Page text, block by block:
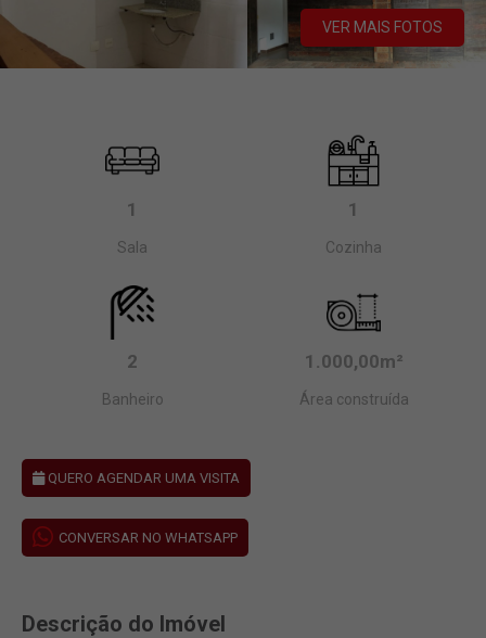
VER MAIS FOTOS
1
Sala
1
Cozinha
2
Banheiro
1.000,00m²
Área construída
QUERO AGENDAR UMA VISITA
CONVERSAR NO WHATSAPP
Descrição do Imóvel